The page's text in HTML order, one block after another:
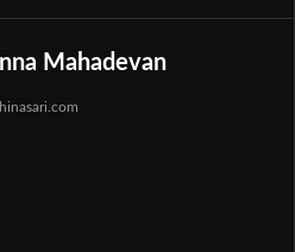
Mahadevan